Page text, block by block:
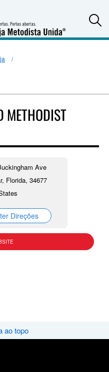
METHODIST
Ave
Florida, 34677
Direções
ao topo